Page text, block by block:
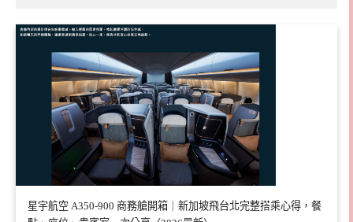
星宇航空 A350-900 商務艙開箱｜新加坡飛台北完整搭乘心得，餐